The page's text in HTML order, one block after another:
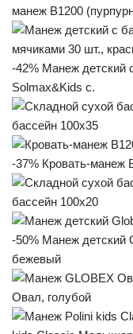
манеж B1200
-42% Манеж детский
Solmax&Kids с.
бассейн 100х35
-37% Кровать-манеж
бассейн 100х20
-50% Манеж детский
бежевый
Овал, голубой